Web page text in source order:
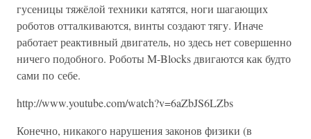
гусеницы тяжёлой техники катятся, ноги шагающих
роботов отталкиваются, винты создают тягу. Иначе
работает реактивный двигатель, но здесь нет совершенно
ничего подобного. Роботы M-Blocks двигаются как будто
сами по себе.
http://www.youtube.com/watch?v=6aZbJS6LZbs
Конечно, никакого нарушения законов физики (в